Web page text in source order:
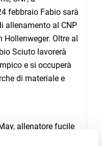
febbraio Fabio sarà
allenamento al CNP
Oltre al
Sciuto lavorerà
e si occuperà
di materiale e
allenatore fucile